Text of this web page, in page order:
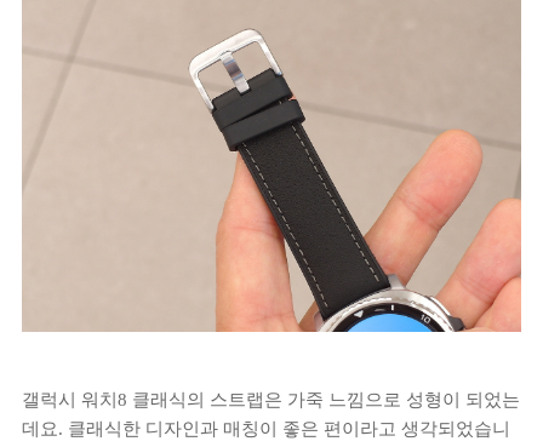
갤럭시 워치8 클래식의 스트랩은 가죽 느낌으로 성형이 되었는
데요. 클래식한 디자인과 매칭이 좋은 편이라고 생각되었습니